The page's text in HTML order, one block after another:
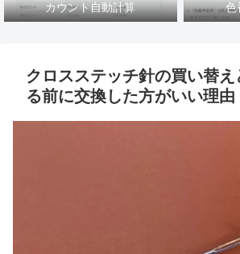
カウント自動計算 色
クロスステッチ針の買い替
る前に交換した方がいい理由